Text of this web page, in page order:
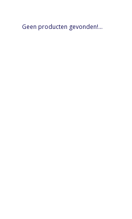
Geen producten gevonden!...